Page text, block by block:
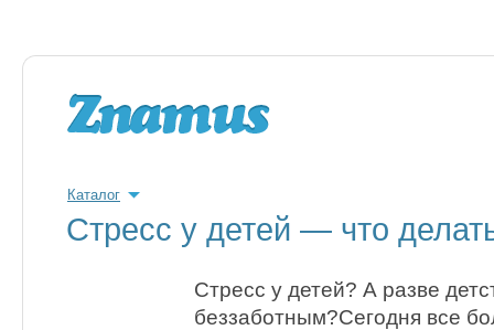
Каталог
Стресс у детей — что
Стресс у детей? А разве
беззаботным?Сегодня все